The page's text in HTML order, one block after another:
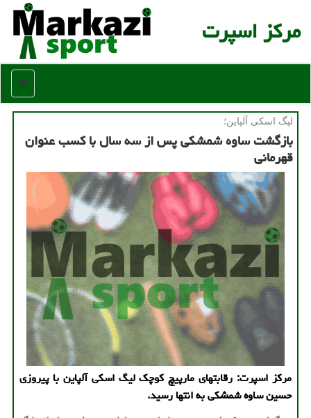
مركز اسپرت
منو
لیگ اسكی آلپاین؛
بازگشت ساوه شمشكی پس از سه سال با كسب عنوان
قهرمانی
مرکز اسپرت: رقابتهای مارپیچ کوچک لیگ اسکی آلپاین با پیروزی
حسین ساوه شمشکی به انتها رسید.